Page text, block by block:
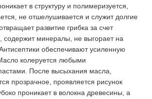
конструкции, окна, мебель, пол и
другое
Льняное масло и пчелиный воск,
уваренные при высокой
температуре в вакууме,
перетертые с водными солями
серебра до густой консистенции,
эфирное масло сосны
в структуру и полимеризуется,
не отшелушивается и служит долгие
развитие грибка за счет
содержит минералы, не выгорает на
обеспечивают усиленную
колеруется любыми
После высыхания масла,
прозрачное, проявляется рисунок
проникает в волокна древесины, а